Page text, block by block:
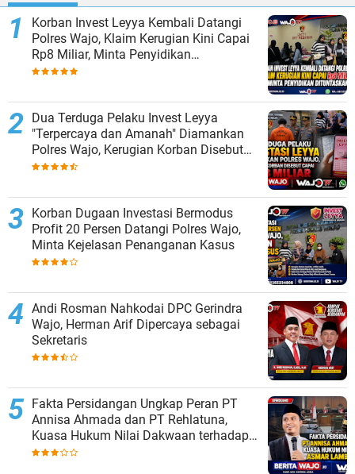
Korban Invest Leyya Kembali Datangi
Polres Wajo, Klaim Kerugian Kini Capai
Rp8 Miliar, Minta Penyidikan
Dituntaskan
Dua Terduga Pelaku Invest Leyya
"Terpercaya dan Amanah" Diamankan
Polres Wajo, Kerugian Korban Disebut
Capai Rp8 Miliar
Korban Dugaan Investasi Bermodus
Profit 20 Persen Datangi Polres Wajo,
Minta Kejelasan Penanganan Kasus
Andi Rosman Nahkodai DPC Gerindra
Wajo, Herman Arif Dipercaya sebagai
Sekretaris
Fakta Persidangan Ungkap Peran PT
Annisa Ahmada dan PT Rehlatuna,
Kuasa Hukum Nilai Dakwaan terhadap
Asmar Lambo Tidak Berdasar